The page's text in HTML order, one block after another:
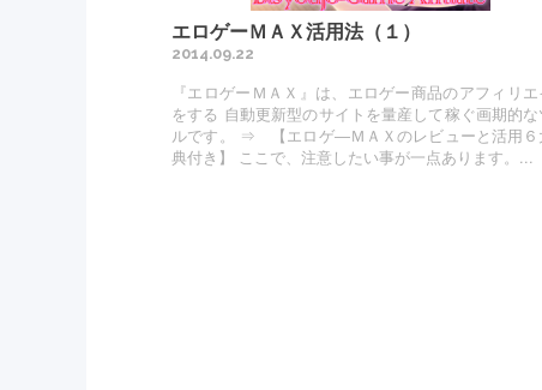
エロゲーＭＡＸ活用法（１）
2014.09.22
『エロゲーＭＡＸ』は、エロゲー商品のアフィリエ
をする 自動更新型のサイトを量産して稼ぐ画期的
ルです。 ⇒ 【エロゲ―ＭＡＸのレビューと活用６
典付き】 ここで、注意したい事が一点あります。...